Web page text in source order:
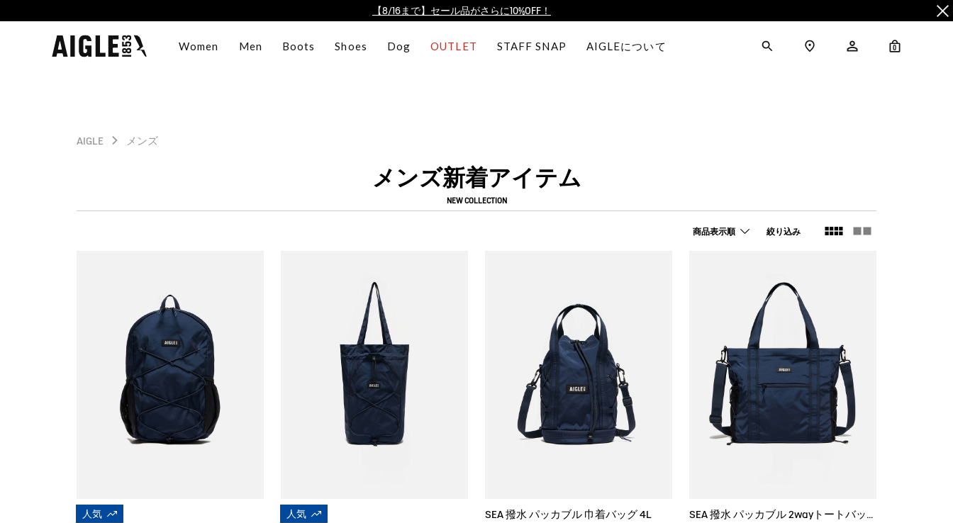
【最大50%OFF】FINAL SALEがスタート！
AIGLE CLUB ポイントサービス終了のお知らせ
Women Men Boots Shoes Dog OUTLET STAFF SNAP AIGLEについて 0
AIGLE メンズ
メンズ新着アイテム
NEW COLLECTION
商品表示順 絞り込み
人気 人気 SEA 撥水 パッカブル 巾着バッグ 4L SEA 撥水 パッカブル 2wayトートバッグ 15L